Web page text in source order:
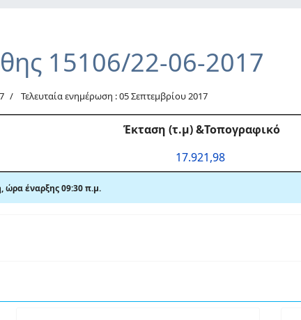
15106/22-06-2017
Τελευταία ενημέρωση : 05 Σεπτεμβρίου 2017
Έκταση (τ.μ) &Τοπογραφικό
17.921,98
ώρα έναρξης 09:30 π.μ.